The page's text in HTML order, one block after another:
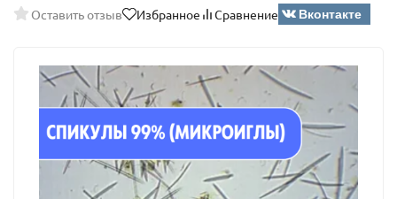
Оставить отзыв Избранное Сравнение Вконтакте